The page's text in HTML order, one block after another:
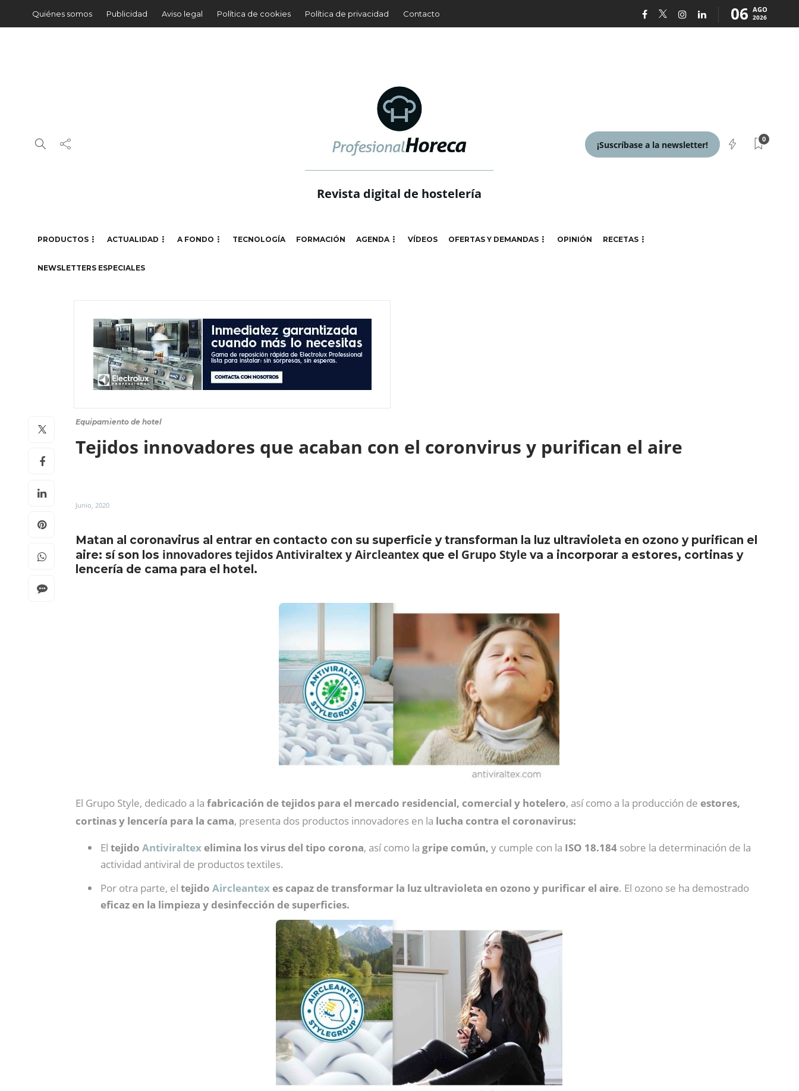
Quiénes somos Publicidad Aviso legal Política de cookies Política de privacidad Contacto 06 AGO
2026
Revista digital de hostelería
¡Suscríbase a la newsletter!
0
PRODUCTOS ACTUALIDAD A FONDO TECNOLOGÍA FORMACIÓN AGENDA VÍDEOS OFERTAS Y DEMANDAS OPINIÓN RECETAS
NEWSLETTERS ESPECIALES
Equipamiento de hotel
Tejidos innovadores que acaban con el coronvirus y purifican el aire
Junio, 2020
Matan al coronavirus al entrar en contacto con su superficie y transforman la luz ultravioleta en ozono y purifican el
aire: sí son los innovadores tejidos Antiviraltex y Aircleantex que el Grupo Style va a incorporar a estores, cortinas y
lencería de cama para el hotel.
El Grupo Style, dedicado a la fabricación de tejidos para el mercado residencial, comercial y hotelero, así como a la producción de estores,
cortinas y lencería para la cama, presenta dos productos innovadores en la lucha contra el coronavirus:
El tejido Antiviraltexelimina los virus del tipo corona, así como la gripe común, y cumple con la ISO 18.184 sobre la determinación de la
actividad antiviral de productos textiles.
Por otra parte, el tejido Aircleantexes capaz de transformar la luz ultravioleta en ozono y purificar el aire. El ozono se ha demostrado
eficaz en la limpieza y desinfección de superficies.